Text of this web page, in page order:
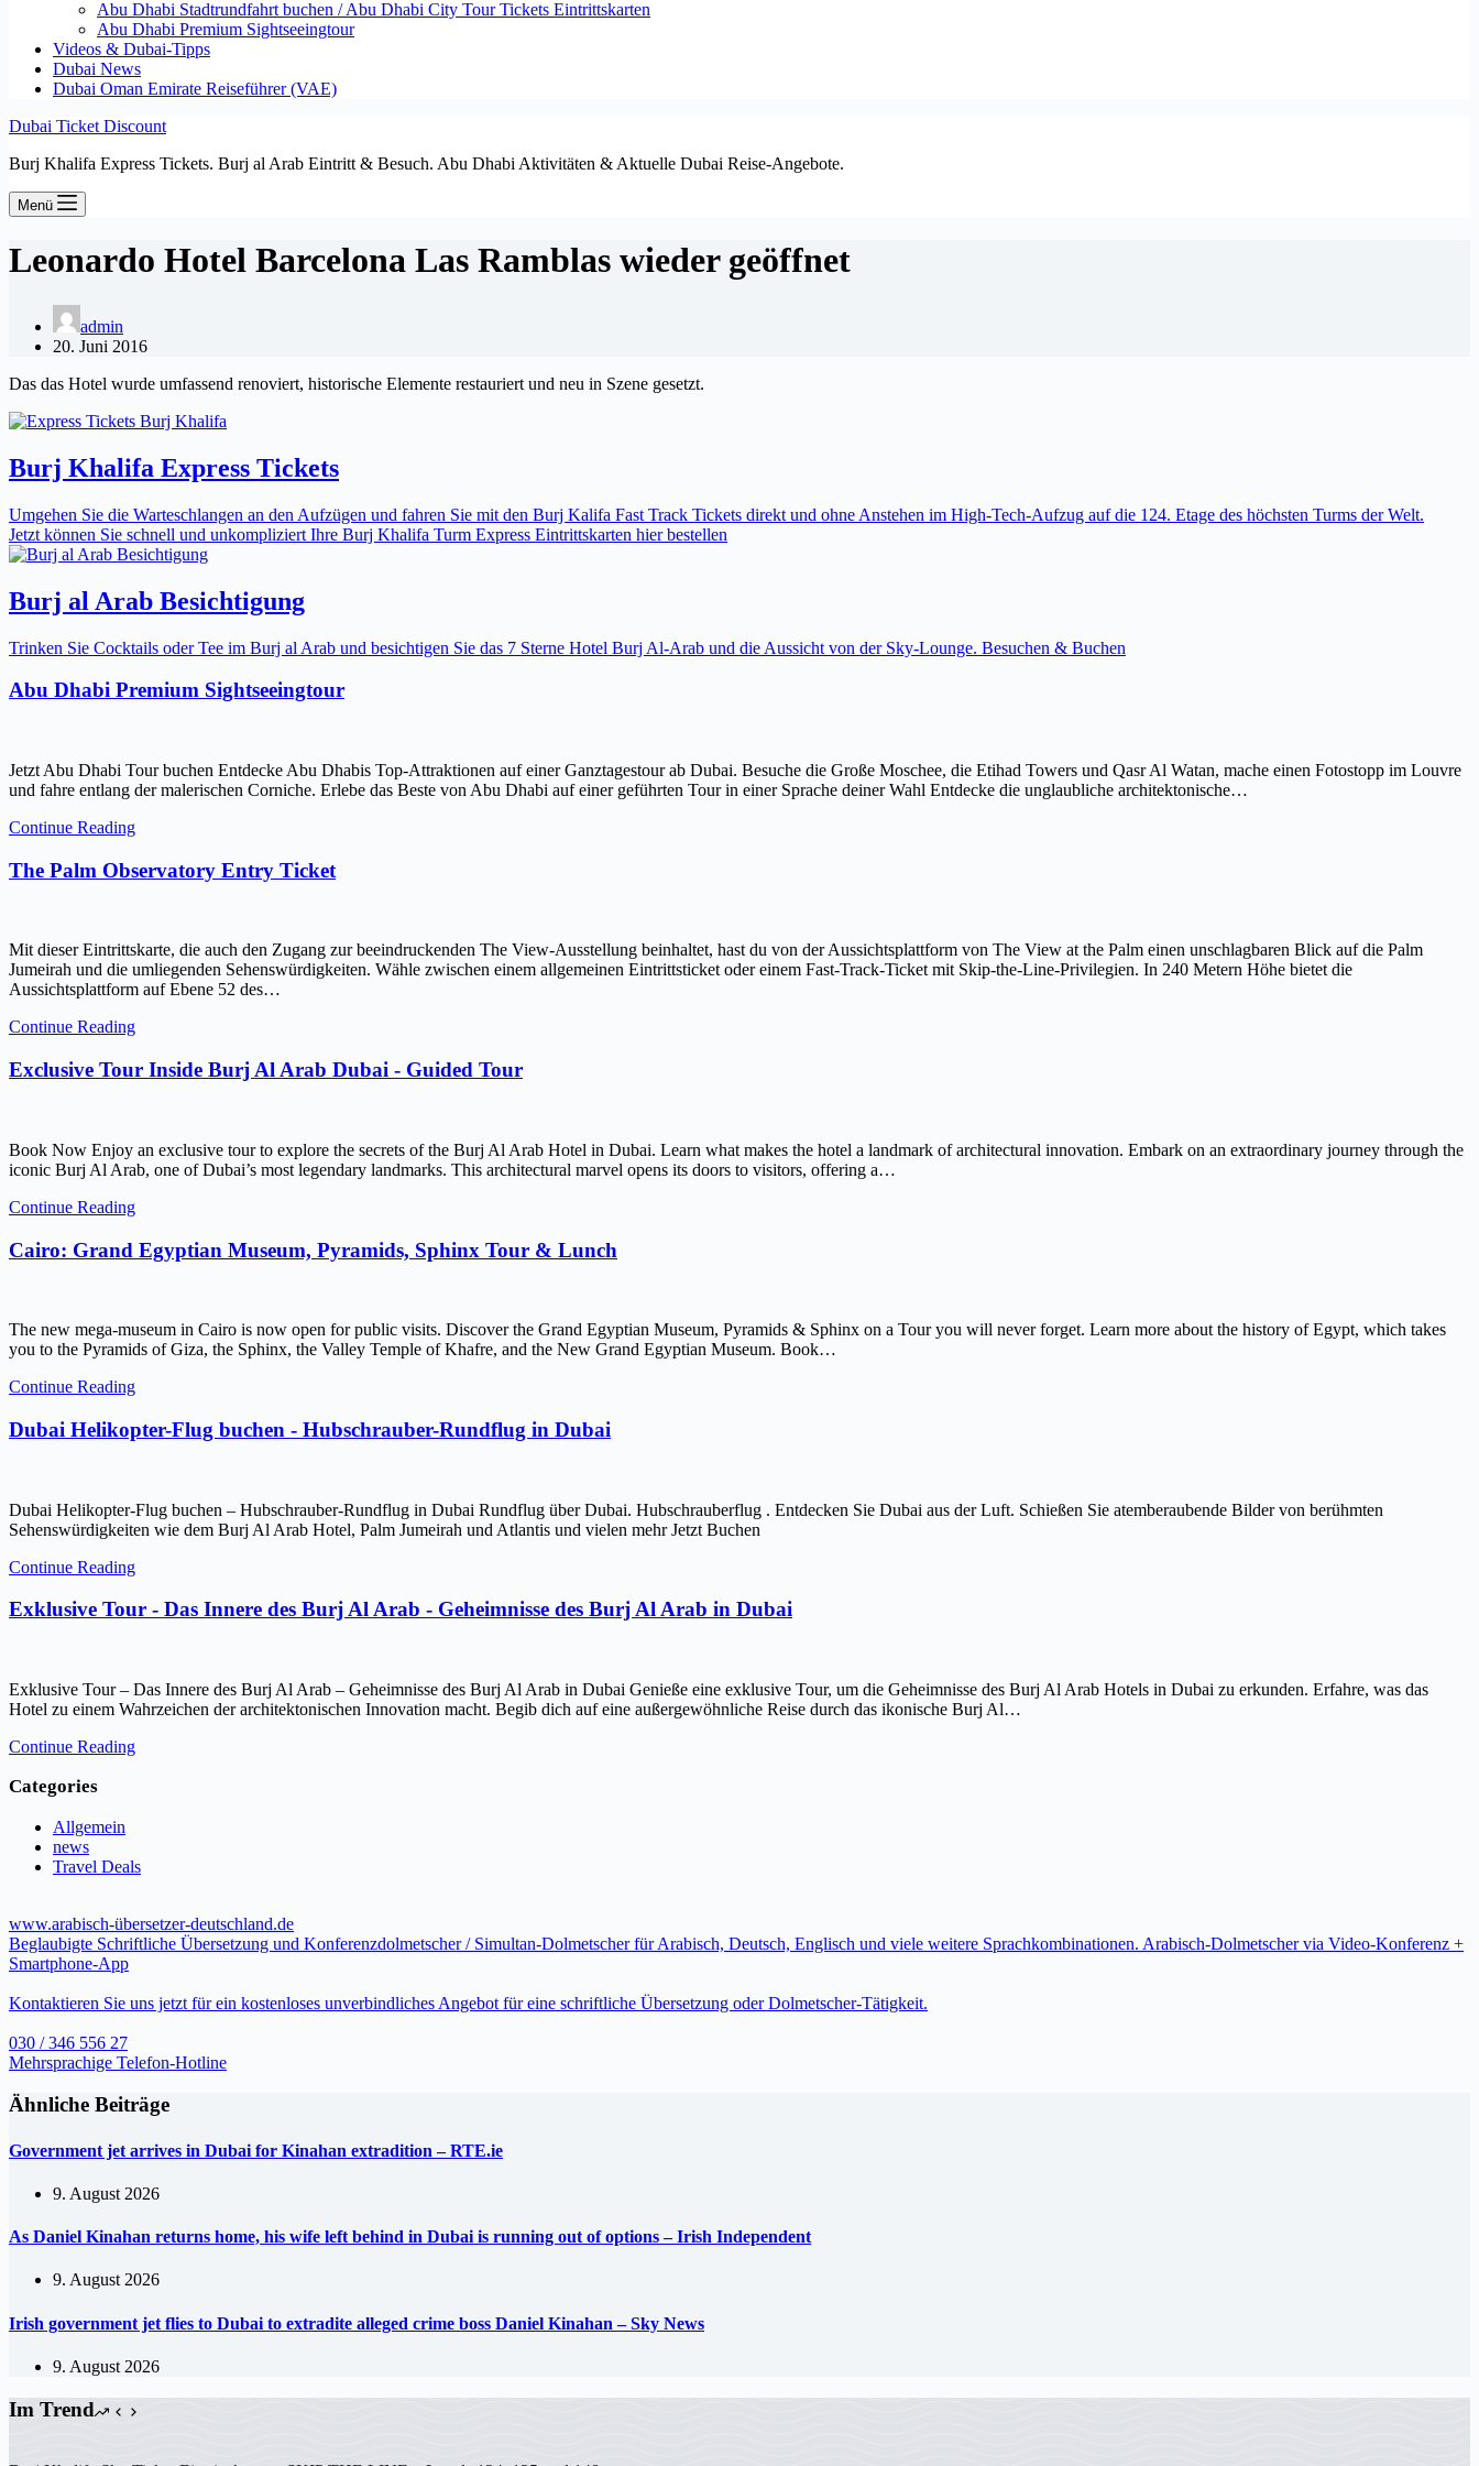
Abu Dhabi Stadtrundfahrt buchen / Abu Dhabi City Tour Tickets Eintrittskarten
Abu Dhabi Premium Sightseeingtour
Videos & Dubai-Tipps
Dubai News
Dubai Oman Emirate Reiseführer (VAE)
Dubai Ticket Discount
Burj Khalifa Express Tickets. Burj al Arab Eintritt & Besuch. Abu Dhabi Aktivitäten & Aktuelle Dubai Reise-Angebote.
Menü
Leonardo Hotel Barcelona Las Ramblas wieder geöffnet
admin
20. Juni 2016
Das das Hotel wurde umfassend renoviert, historische Elemente restauriert und neu in Szene gesetzt.
Burj Khalifa Express Tickets
Umgehen Sie die Warteschlangen an den Aufzügen und fahren Sie mit den Burj Kalifa Fast Track Tickets direkt und ohne Anstehen im High-Tech-Aufzug auf die 124. Etage des höchsten Turms der Welt.
Jetzt können Sie schnell und unkompliziert Ihre Burj Khalifa Turm Express Eintrittskarten hier bestellen
Burj al Arab Besichtigung
Trinken Sie Cocktails oder Tee im Burj al Arab und besichtigen Sie das 7 Sterne Hotel Burj Al-Arab und die Aussicht von der Sky-Lounge. Besuchen & Buchen
Abu Dhabi Premium Sightseeingtour
Jetzt Abu Dhabi Tour buchen Entdecke Abu Dhabis Top-Attraktionen auf einer Ganztagestour ab Dubai. Besuche die Große Moschee, die Etihad Towers und Qasr Al Watan, mache einen Fotostopp im Louvre
und fahre entlang der malerischen Corniche. Erlebe das Beste von Abu Dhabi auf einer geführten Tour in einer Sprache deiner Wahl Entdecke die unglaubliche architektonische…
Continue Reading
The Palm Observatory Entry Ticket
Mit dieser Eintrittskarte, die auch den Zugang zur beeindruckenden The View-Ausstellung beinhaltet, hast du von der Aussichtsplattform von The View at the Palm einen unschlagbaren Blick auf die Palm
Jumeirah und die umliegenden Sehenswürdigkeiten. Wähle zwischen einem allgemeinen Eintrittsticket oder einem Fast-Track-Ticket mit Skip-the-Line-Privilegien. In 240 Metern Höhe bietet die
Aussichtsplattform auf Ebene 52 des…
Continue Reading
Exclusive Tour Inside Burj Al Arab Dubai - Guided Tour
Book Now Enjoy an exclusive tour to explore the secrets of the Burj Al Arab Hotel in Dubai. Learn what makes the hotel a landmark of architectural innovation. Embark on an extraordinary journey through the
iconic Burj Al Arab, one of Dubai’s most legendary landmarks. This architectural marvel opens its doors to visitors, offering a…
Continue Reading
Cairo: Grand Egyptian Museum, Pyramids, Sphinx Tour & Lunch
The new mega-museum in Cairo is now open for public visits. Discover the Grand Egyptian Museum, Pyramids & Sphinx on a Tour you will never forget. Learn more about the history of Egypt, which takes
you to the Pyramids of Giza, the Sphinx, the Valley Temple of Khafre, and the New Grand Egyptian Museum. Book…
Continue Reading
Dubai Helikopter-Flug buchen - Hubschrauber-Rundflug in Dubai
Dubai Helikopter-Flug buchen – Hubschrauber-Rundflug in Dubai Rundflug über Dubai. Hubschrauberflug . Entdecken Sie Dubai aus der Luft. Schießen Sie atemberaubende Bilder von berühmten
Sehenswürdigkeiten wie dem Burj Al Arab Hotel, Palm Jumeirah und Atlantis und vielen mehr Jetzt Buchen
Continue Reading
Exklusive Tour - Das Innere des Burj Al Arab - Geheimnisse des Burj Al Arab in Dubai
Exklusive Tour – Das Innere des Burj Al Arab – Geheimnisse des Burj Al Arab in Dubai Genieße eine exklusive Tour, um die Geheimnisse des Burj Al Arab Hotels in Dubai zu erkunden. Erfahre, was das
Hotel zu einem Wahrzeichen der architektonischen Innovation macht. Begib dich auf eine außergewöhnliche Reise durch das ikonische Burj Al…
Continue Reading
Categories
Allgemein
news
Travel Deals
www.arabisch-übersetzer-deutschland.de
Beglaubigte Schriftliche Übersetzung und Konferenzdolmetscher / Simultan-Dolmetscher für Arabisch, Deutsch, Englisch und viele weitere Sprachkombinationen. Arabisch-Dolmetscher via Video-Konferenz +
Smartphone-App
Kontaktieren Sie uns jetzt für ein kostenloses unverbindliches Angebot für eine schriftliche Übersetzung oder Dolmetscher-Tätigkeit.
030 / 346 556 27
Mehrsprachige Telefon-Hotline
Ähnliche Beiträge
Government jet arrives in Dubai for Kinahan extradition – RTE.ie
9. August 2026
As Daniel Kinahan returns home, his wife left behind in Dubai is running out of options – Irish Independent
9. August 2026
Irish government jet flies to Dubai to extradite alleged crime boss Daniel Kinahan – Sky News
9. August 2026
Im Trend